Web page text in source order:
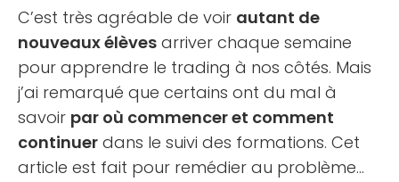
C’est très agréable de voir autant de
nouveaux élèves arriver chaque semaine
pour apprendre le trading à nos côtés. Mais
j’ai remarqué que certains ont du mal à
savoir par où commencer et comment
continuer dans le suivi des formations. Cet
article est fait pour remédier au problème…